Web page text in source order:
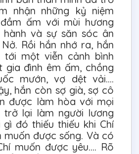
nhận những kỷ niệm
ấm với mùi hương
và sự săn sóc ân
Rồi hắn nhớ ra, hắn
một viễn cảnh bình
gia đình êm ấm, chồng
mướn, vợ dệt vải….
hắn còn sợ già, sợ cô
được làm hòa với mọi
trở lại làm người lương
gì đó thiếu thiếu khi Chí
muốn được sống. Và có
muốn được yêu…. Rõ